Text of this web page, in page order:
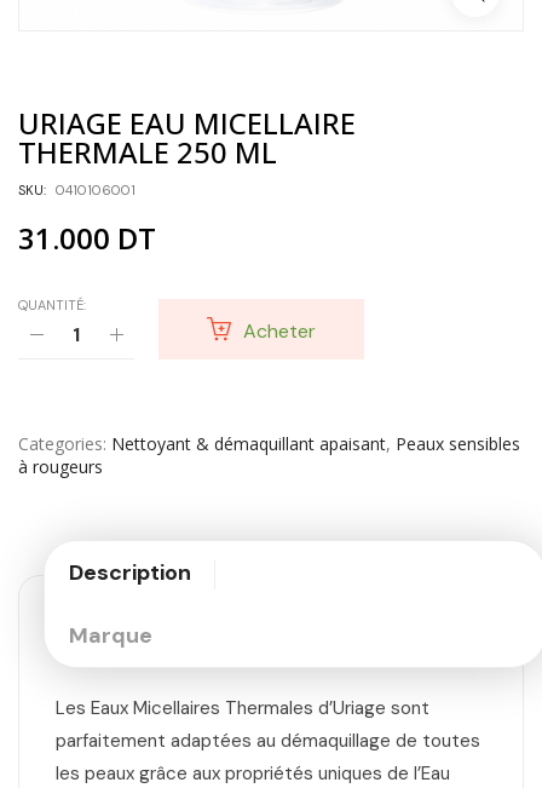
URIAGE EAU MICELLAIRE
THERMALE 250 ML
SKU: 0410106001
31.000 DT
QUANTITÉ:
Acheter
Categories Nettoyant & démaquillant apaisant, Peaux sensibles
à rougeurs
Description
Marque
Les Eaux Micellaires Thermales d’Uriage sont
parfaitement adaptées au démaquillage de toutes
les peaux grâce aux propriétés uniques de l’Eau